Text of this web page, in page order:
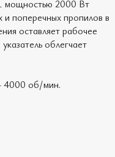
мощностью 2000 Вт
и поперечных пропилов в
оставляет рабочее
облегчает
4000 об/мин.